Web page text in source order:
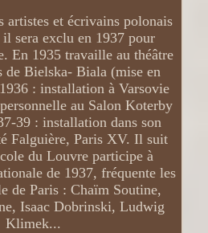
artistes et écrivains polonais
sera exclu en 1937 pour
En 1935 travaille au théâtre
de Bielska- Biala (mise en
: installation à Varsovie
au Salon Koterby
39 : installation dans son
Falguière, Paris XV. Il suit
du Louvre participe à
de 1937, fréquente les
de Paris : Chaïm Soutine,
Isaac Dobrinski, Ludwig
Klimek...